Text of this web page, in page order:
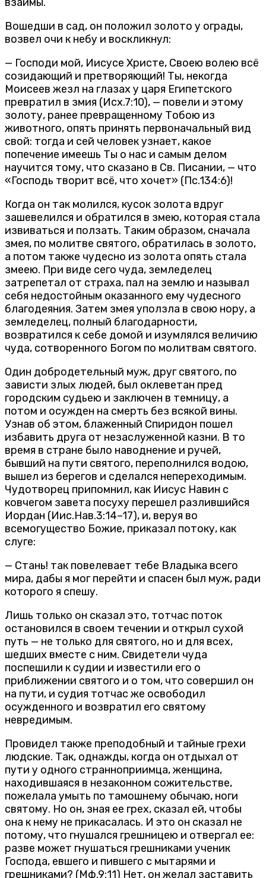
взаймы.
Вошедши в сад, он положил золото у ограды,
возвел очи к небу и воскликнул:
— Господи мой, Иисусе Христе, Своею волею всё
созидающий и претворяющий! Ты, некогда
Моисеев жезл на глазах у царя Египетского
превратил в змия (Исх.7:10), — повели и этому
золоту, ранее превращенному Тобою из
животного, опять принять первоначальный вид
свой: тогда и сей человек узнает, какое
попечение имеешь Ты о нас и самым делом
научится тому, что сказано в Св. Писании, — что
«Господь творит всё, что хочет» (Пс.134:6)!
Когда он так молился, кусок золота вдруг
зашевелился и обратился в змею, которая стала
извиваться и ползать. Таким образом, сначала
змея, по молитве святого, обратилась в золото,
а потом также чудесно из золота опять стала
змеею. При виде сего чуда, земледелец
затрепетал от страха, пал на землю и называл
себя недостойным оказанного ему чудесного
благодеяния. Затем змея уползла в свою нору, а
земледелец, полный благодарности,
возвратился к себе домой и изумлялся величию
чуда, сотворенного Богом по молитвам святого.
Один добродетельный муж, друг святого, по
зависти злых людей, был оклеветан пред
городским судьею и заключен в темницу, а
потом и осужден на смерть без всякой вины.
Узнав об этом, блаженный Спиридон пошел
избавить друга от незаслуженной казни. В то
время в стране было наводнение и ручей,
бывший на пути святого, переполнился водою,
вышел из берегов и сделался непереходимым.
Чудотворец припомнил, как Иисус Навин с
ковчегом завета посуху перешел разлившийся
Иордан (Иис.Нав.3:14–17), и, веруя во
всемогущество Божие, приказал потоку, как
слуге:
— Стань! так повелевает тебе Владыка всего
мира, дабы я мог перейти и спасен был муж, ради
которого я спешу.
Лишь только он сказал это, тотчас поток
остановился в своем течении и открыл сухой
путь — не только для святого, но и для всех,
шедших вместе с ним. Свидетели чуда
поспешили к судии и известили его о
приближении святого и о том, что совершил он
на пути, и судия тотчас же освободил
осужденного и возвратил его святому
невредимым.
Провидел также преподобный и тайные грехи
людские. Так, однажды, когда он отдыхал от
пути у одного странноприимца, женщина,
находившаяся в незаконном сожительстве,
пожелала умыть по тамошнему обычаю, ноги
святому. Но он, зная ее грех, сказал ей, чтобы
она к нему не прикасалась. И это он сказал не
потому, что гнушался грешницею и отвергал ее:
разве может гнушаться грешниками ученик
Господа, евшего и пившего с мытарями и
грешниками? (Мф.9:11) Нет, он желал заставить